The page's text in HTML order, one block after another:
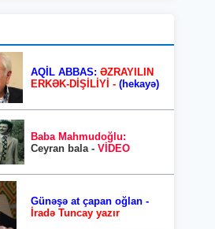
AQİL ABBAS: ƏZRAYILIN
ERKƏK-DİŞİLİYİ - (hekayə)
Baba Mahmudoğlu:
Ceyran bala - VİDEO
Günəşə at çapan oğlan -
İradə Tuncay yazır